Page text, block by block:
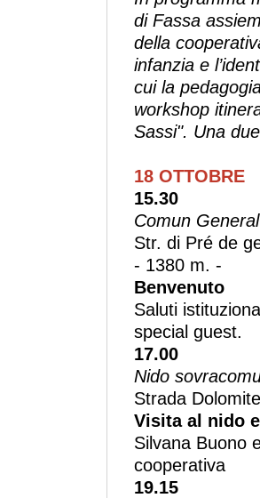
di Fassa
della
infanzia e
cui la
workshop
Sassi". Una
18 OTTOBRE
15.30
Comun
Str. di Pré de
- 1380 m. -
Benvenuto
Saluti
special guest.
17.00
Nido
Strada
Visita al nido
Silvana Buono
cooperativa
19.15